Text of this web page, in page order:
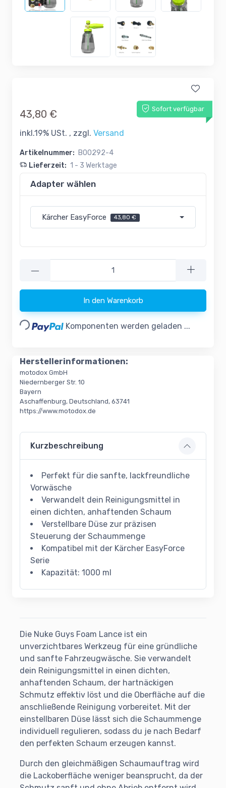
Sofort verfügbar
43,80 €
inkl.19% USt. , zzgl. Versand
Artikelnummer: B00292-4
Lieferzeit: 1 - 3 Werktage
Adapter wählen
Kärcher EasyForce 43,80 €
—
In den Warenkorb
Loading... Komponenten werden geladen ...
Herstellerinformationen:
motodox GmbH
Niedernberger Str. 10
Bayern
Aschaffenburg, Deutschland, 63741
https://www.motodox.de
Kurzbeschreibung
Perfekt für die sanfte, lackfreundliche
Vorwäsche
Verwandelt dein Reinigungsmittel in
einen dichten, anhaftenden Schaum
Verstellbare Düse zur präzisen
Steuerung der Schaummenge
Kompatibel mit der Kärcher EasyForce
Serie
Kapazität: 1000 ml
Die Nuke Guys Foam Lance ist ein
unverzichtbares Werkzeug für eine gründliche
und sanfte Fahrzeugwäsche. Sie verwandelt
dein Reinigungsmittel in einen dichten,
anhaftenden Schaum, der hartnäckigen
Schmutz effektiv löst und die Oberfläche auf die
anschließende Reinigung vorbereitet. Mit der
einstellbaren Düse lässt sich die Schaummenge
individuell regulieren, sodass du je nach Bedarf
den perfekten Schaum erzeugen kannst.
Durch den gleichmäßigen Schaumauftrag wird
die Lackoberfläche weniger beansprucht, da der